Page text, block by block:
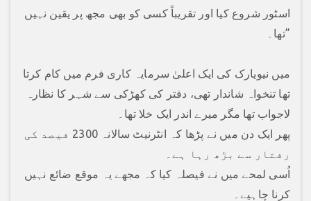
اسٹور شروع کیا اور تقریباً کسی کو بھی مجھ پر یقین نہیں
تھا۔”
میں نیویارک کی ایک اعلیٰ سرمایہ کاری فرم میں کام کرتا
تھا تنخواہ شاندار تھی، دفتر کی کھڑکی سے شہر کا نظارہ
لاجواب تھا مگر میرے اندر ایک خلا تھا۔
پھر ایک دن میں نے پڑھا کہ انٹرنیٹ سالانہ 2300 فیصد کی
رفتار سے بڑھ رہا ہے۔
اُسی لمحے میں نے فیصلہ کیا کہ مجھے یہ موقع ضائع نہیں
کرنا چاہیے۔